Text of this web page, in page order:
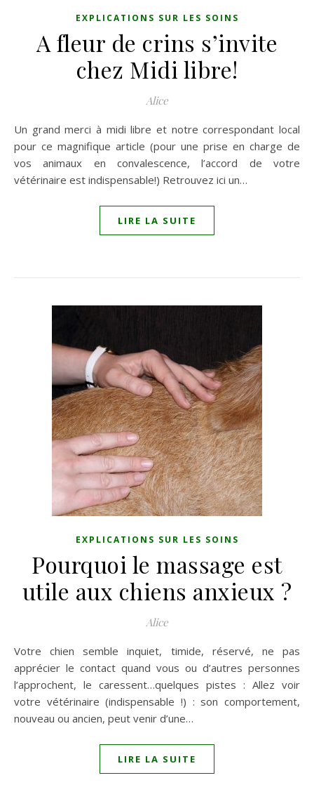
EXPLICATIONS SUR LES SOINS
A fleur de crins s’invite
chez Midi libre!
Alice
Un grand merci à midi libre et notre correspondant local
pour ce magnifique article (pour une prise en charge de
vos animaux en convalescence, l’accord de votre
vétérinaire est indispensable!) Retrouvez ici un…
LIRE LA SUITE
EXPLICATIONS SUR LES SOINS
Pourquoi le massage est
utile aux chiens anxieux ?
Alice
Votre chien semble inquiet, timide, réservé, ne pas
apprécier le contact quand vous ou d’autres personnes
l’approchent, le caressent…quelques pistes : Allez voir
votre vétérinaire (indispensable !) : son comportement,
nouveau ou ancien, peut venir d’une…
LIRE LA SUITE